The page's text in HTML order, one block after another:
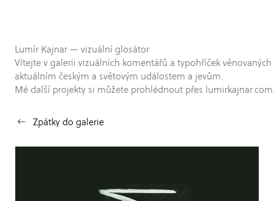
Lumír Kajnar — vizuální glosátor
Vítejte v galerii vizuálních komentářů a typohříček věnovaných
aktuálním českým a světovým událostem a jevům.
Mé další projekty si můžete prohlédnout přes
Zpátky do galerie